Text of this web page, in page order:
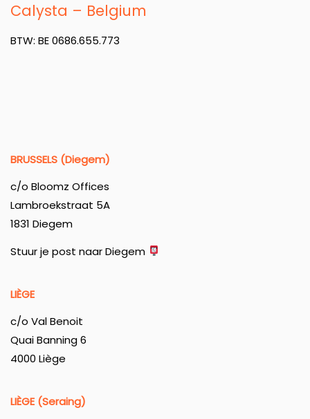
Calysta – Belgium
BTW: BE 0686.655.773
BRUSSELS (Diegem)
c/o Bloomz Offices
Lambroekstraat 5A
1831 Diegem
Stuur je post naar Diegem
LIÈGE
c/o Val Benoit
Quai Banning 6
4000 Liège
LIÈGE (Seraing)